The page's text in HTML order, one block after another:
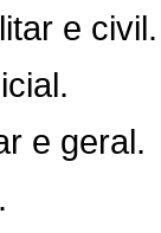
e civil.
e geral.